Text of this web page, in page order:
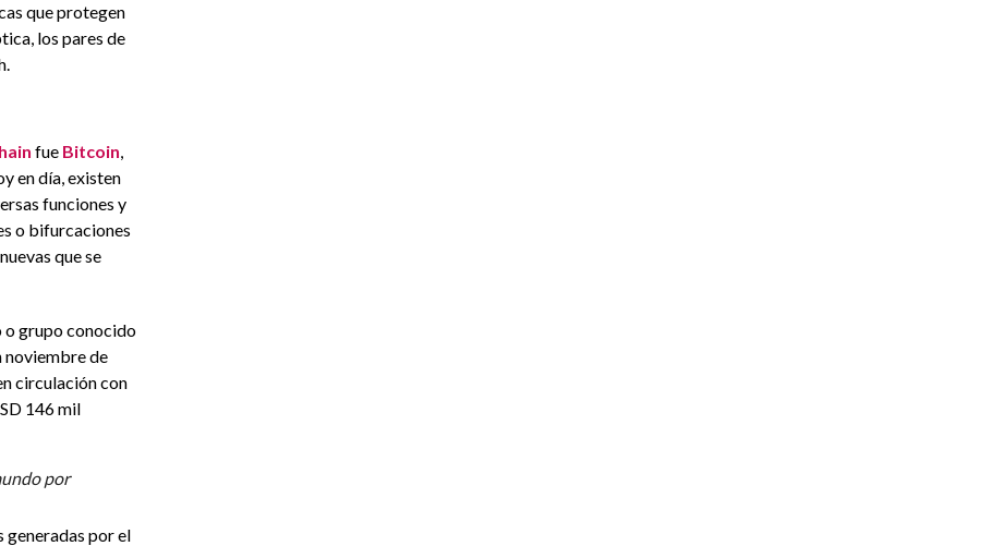
que protegen
los pares de
fue Bitcoin,
en día, existen
funciones y
o bifurcaciones
que se
o grupo conocido
noviembre de
circulación con
146 mil
por
por el